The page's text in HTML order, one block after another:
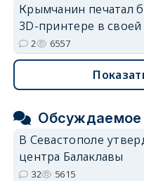
Крымчанин печатал
3D-принтере в
2 6557
Обсуждаемое
В Севастополе
центра Балаклавы
32 5615